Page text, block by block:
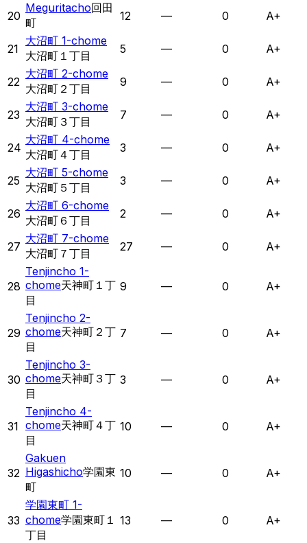
20
Meguritacho回田
町
12 — 0 A+
21
大沼町 1-chome
大沼町１丁目
5 — 0 A+
22
大沼町 2-chome
大沼町２丁目
9 — 0 A+
23
大沼町 3-chome
大沼町３丁目
7 — 0 A+
24
大沼町 4-chome
大沼町４丁目
3 — 0 A+
25
大沼町 5-chome
大沼町５丁目
3 — 0 A+
26
大沼町 6-chome
大沼町６丁目
2 — 0 A+
27
大沼町 7-chome
大沼町７丁目
27 — 0 A+
28
Tenjincho 1-
chome天神町１丁
目
9 — 0 A+
29
Tenjincho 2-
chome天神町２丁
目
7 — 0 A+
30
Tenjincho 3-
chome天神町３丁
目
3 — 0 A+
31
Tenjincho 4-
chome天神町４丁
目
10 — 0 A+
32
Gakuen
Higashicho学園東
町
10 — 0 A+
33
学園東町 1-
chome学園東町１
丁目
13 — 0 A+